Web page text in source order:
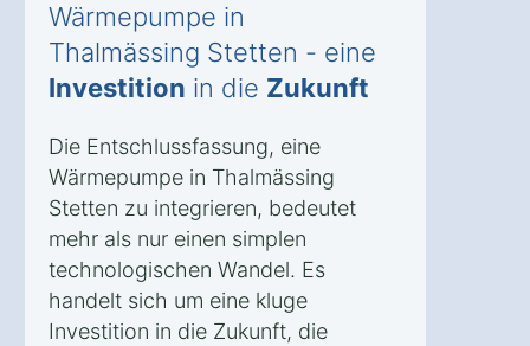
Wärmepumpe in
Thalmässing Stetten - eine
Investition in die Zukunft
Die Entschlussfassung, eine
Wärmepumpe in Thalmässing
Stetten zu integrieren, bedeutet
mehr als nur einen simplen
technologischen Wandel. Es
handelt sich um eine kluge
Investition in die Zukunft, die